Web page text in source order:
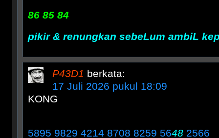
86 85 84
pikir & renungkan sebeLum ambiL
P43D1 berkata:
17 Juli 2026 pukul 18:09
KONG
5895 9829 4214 8708 8259 5648 2566